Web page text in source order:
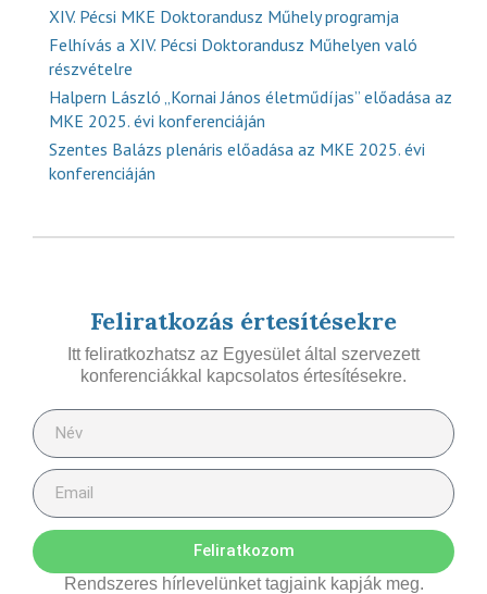
XIV. Pécsi MKE Doktorandusz Műhely programja
Felhívás a XIV. Pécsi Doktorandusz Műhelyen való
részvételre
Halpern László „Kornai János életműdíjas” előadása az
MKE 2025. évi konferenciáján
Szentes Balázs plenáris előadása az MKE 2025. évi
konferenciáján
Feliratkozás értesítésekre
Itt feliratkozhatsz az Egyesület által szervezett
konferenciákkal kapcsolatos értesítésekre.
Feliratkozom
Rendszeres hírlevelünket tagjaink kapják meg.